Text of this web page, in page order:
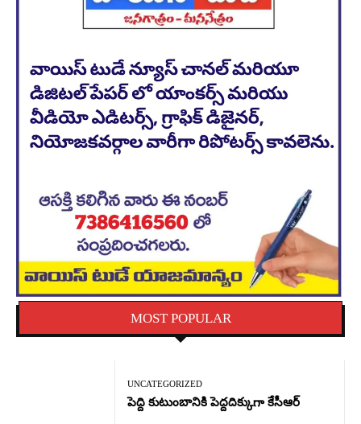
MOST POPULAR
UNCATEGORIZED
పెద్ది కుటుంబానికి పెద్దదిక్కుగా కేసీఆర్